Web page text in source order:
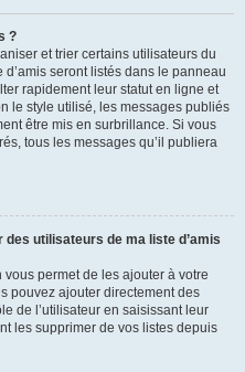
?
et trier certains utilisateurs du
seront listés dans le panneau
rapidement leur statut en ligne et
le style utilisé, les messages publiés
être mis en surbrillance. Si vous
tous les messages qu’il publiera
utilisateurs de ma liste d’amis
permet de les ajouter à votre
pouvez ajouter directement des
de l’utilisateur en saisissant leur
les supprimer de vos listes depuis